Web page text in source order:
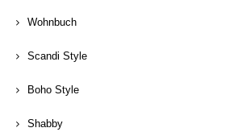
Wohnbuch
Scandi Style
Boho Style
Shabby